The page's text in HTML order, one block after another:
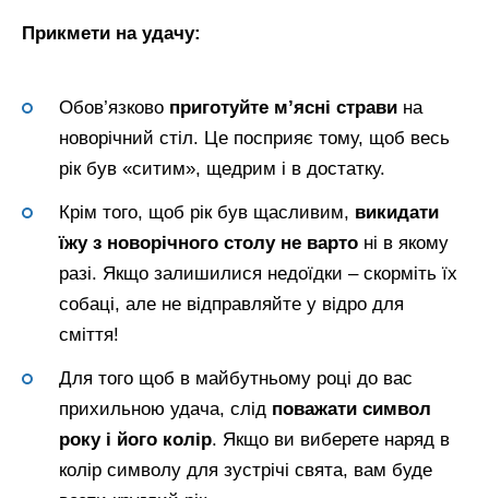
Прикмети на удачу:
Обов’язково приготуйте м’ясні страви на
новорічний стіл. Це посприяє тому, щоб весь
рік був «ситим», щедрим і в достатку.
Крім того, щоб рік був щасливим, викидати
їжу з новорічного столу не варто ні в якому
разі. Якщо залишилися недоїдки – скорміть їх
собаці, але не відправляйте у відро для
сміття!
Для того щоб в майбутньому році до вас
прихильною удача, слід поважати символ
року і його колір. Якщо ви виберете наряд в
колір символу для зустрічі свята, вам буде